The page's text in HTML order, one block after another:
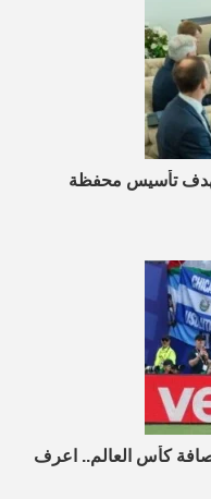
تأسيس محفظة
وصافة كأس العالم.. اعرف